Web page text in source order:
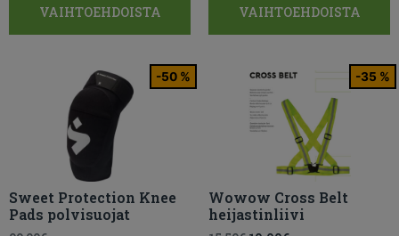
VAIHTOEHDOISTA
VAIHTOEHDOISTA
-50 %
Sweet Protection Knee
Pads polvisuojat
-35 %
Wowow Cross Belt
heijastinliivi